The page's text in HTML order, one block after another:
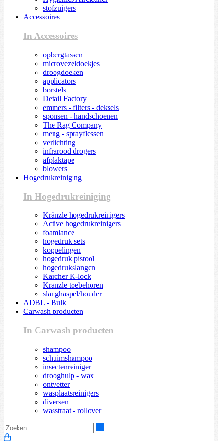
stofzuigers
Accessoires
In Accessoires
opbergtassen
microvezeldoekjes
droogdoeken
applicators
borstels
Detail Factory
emmers - filters - deksels
sponsen - handschoenen
The Rag Company
meng - sprayflessen
verlichting
infrarood drogers
afplaktape
blowers
Hogedrukreiniging
In Hogedrukreiniging
Kränzle hogedrukreinigers
Active hogedrukreinigers
foamlance
hogedruk sets
koppelingen
hogedruk pistool
hogedrukslangen
Karcher K-lock
Kranzle toebehoren
slanghaspel/houder
ADBL - Bulk
Carwash producten
In Carwash producten
shampoo
schuimshampoo
insectenreiniger
drooghulp - wax
ontvetter
wasplaatsreinigers
diversen
wasstraat - rollover